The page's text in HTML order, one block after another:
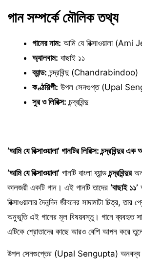
গান সম্পর্কে মৌলিক তথ্য
গানের নাম: আমি যে রিক্সাওয়ালা
অ্যালবাম: বাছাই ১১
ব্যান্ড: চন্দ্রবিন্দু (Chandrabindoo)
কণ্ঠশিল্পী: উপল সেনগুপ্ত (Upal
সুর ও লিরিক্স: চন্দ্রবিন্দু
‘আমি যে রিক্সাওয়ালা’ গানটির লিরিক্স: চন্দ্রবিন্দুর এক
‘আমি যে রিক্সাওয়ালা’ গানটি বাংলা ব্যান্ডচন্দ্রবিন্দুর
কালজয়ী একটি গান। এই গানটি তাদের ‘বাছাই ১১’
রিক্সাওয়ালার দৈনন্দিন জীবনের সাদামাটা চিত্র,
অনুভূতি এই গানের মূল বিষয়বস্তু। গানে ব্যবহৃত
এটিকে শ্রোতাদের কাছে আরও বেশি আপন করে
উপল সেনগুপ্তের (Upal Sengupta) অনবদ্য